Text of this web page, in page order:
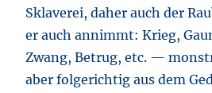
Sklaverei, daher auch der
er auch annimmt: Krieg,
Zwang, Betrug, etc. —
aber folgerichtig aus dem